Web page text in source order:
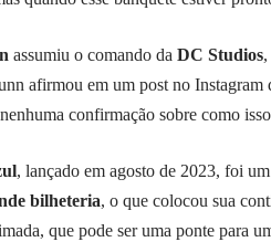
assumiu o comando da DC Studios
afirmou em um post no Instagram
confirmação sobre como
, lançado em agosto de 2023, foi
bilheteria, o que colocou sua
que pode ser uma ponte para